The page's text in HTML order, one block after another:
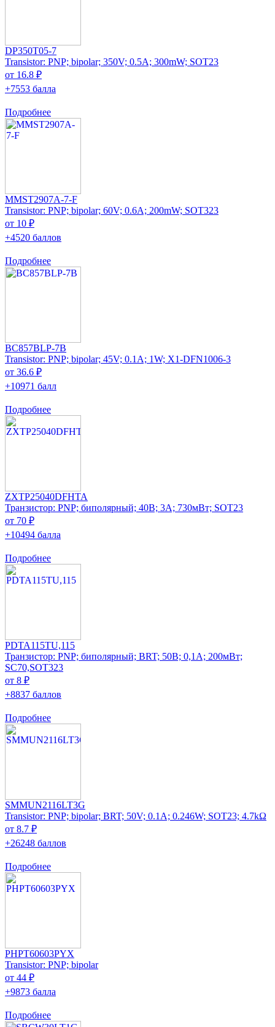
DP350T05-7
Transistor: PNP; bipolar; 350V; 0.5A; 300mW; SOT23
от 16.8 ₽
+7553 балла
Подробнее
MMST2907A-7-F
Transistor: PNP; bipolar; 60V; 0.6A; 200mW; SOT323
от 10 ₽
+4520 баллов
Подробнее
BC857BLP-7B
Transistor: PNP; bipolar; 45V; 0.1A; 1W; X1-DFN1006-3
от 36.6 ₽
+10971 балл
Подробнее
ZXTP25040DFHTA
Транзистор: PNP; биполярный; 40В; 3А; 730мВт; SOT23
от 70 ₽
+10494 балла
Подробнее
PDTA115TU,115
Транзистор: PNP; биполярный; BRT; 50В; 0,1А; 200мВт;
SC70,SOT323
от 8 ₽
+8837 баллов
Подробнее
SMMUN2116LT3G
Transistor: PNP; bipolar; BRT; 50V; 0.1A; 0.246W; SOT23; 4.7kΩ
от 8.7 ₽
+26248 баллов
Подробнее
PHPT60603PYX
Transistor: PNP; bipolar
от 44 ₽
+9873 балла
Подробнее